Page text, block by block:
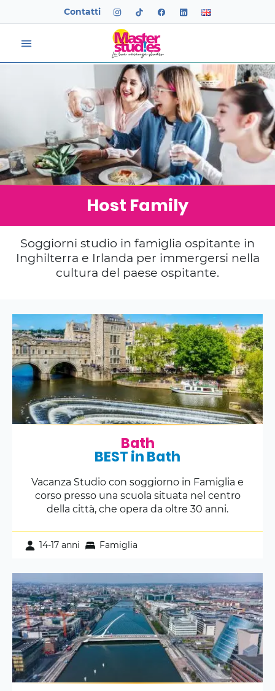
Contatti
Host Family
Soggiorni studio in famiglia ospitante in
Inghilterra e Irlanda per immergersi nella
cultura del paese ospitante.
Bath
BEST in Bath
Vacanza Studio con soggiorno in Famiglia e
corso presso una scuola situata nel centro
della città, che opera da oltre 30 anni.
14-17 anni Famiglia